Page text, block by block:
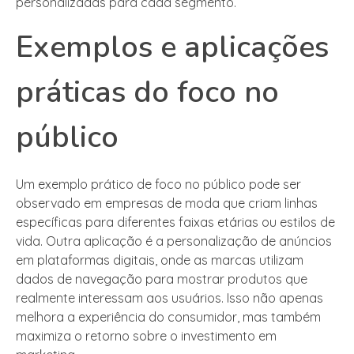
Exemplos e aplicações
práticas do foco no
público
Um exemplo prático de foco no público pode ser
observado em empresas de moda que criam linhas
específicas para diferentes faixas etárias ou estilos de
vida. Outra aplicação é a personalização de anúncios
em plataformas digitais, onde as marcas utilizam
dados de navegação para mostrar produtos que
realmente interessam aos usuários. Isso não apenas
melhora a experiência do consumidor, mas também
maximiza o retorno sobre o investimento em